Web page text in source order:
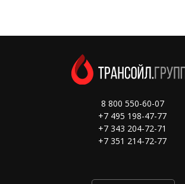
8 800 550-60-07
+7 495 198-47-77
+7 343 204-72-71
+7 351 214-72-77